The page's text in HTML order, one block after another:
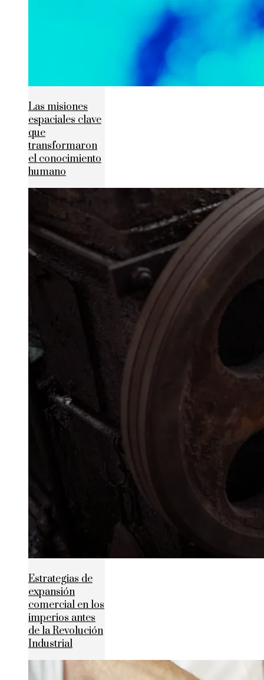
Las misiones
espaciales clave
que
transformaron
el conocimiento
humano
Estrategias de
expansión
comercial en los
imperios antes
de la Revolución
Industrial